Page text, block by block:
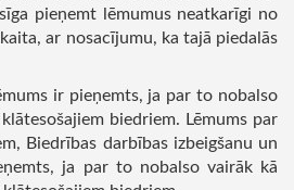
pieņemt lēmumus neatkarīgi no
ar nosacījumu, ka tajā piedalās
ir pieņemts, ja par to nobalso
biedriem. Lēmums par
Biedrības darbības izbeigšanu un
ja par to nobalso vairāk kā